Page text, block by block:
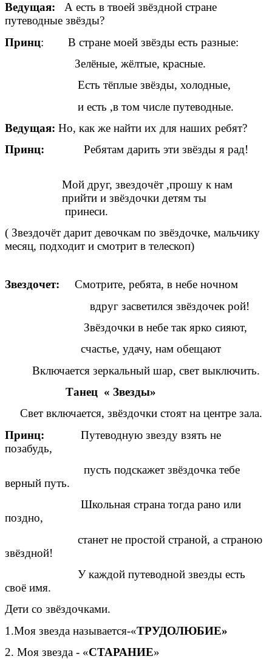
Ведущая:
А есть в твоей звёздной стране
путеводные звёзды?
Принц: В стране моей звёзды есть разные:
Зелёные, жёлтые, красные.
Есть тёплые звёзды, холодные,
и есть ,в том числе путеводные.
Ведущая: Но, как же найти их для наших ребят?
Принц: Ребятам дарить эти звёзды я рад!
Мой друг, звездочёт ,прошу к нам
прийти и звёздочки детям ты
принеси.
( Звездочёт дарит девочкам по звёздочке, мальчику
месяц, подходит и смотрит в телескоп)
Звездочет: Смотрите, ребята, в небе ночном
вдруг засветился звёздочек рой!
Звёздочки в небе так ярко сияют,
счастье, удачу, нам обещают
Включается зеркальный шар, свет выключить.
Танец « Звезды»
Свет включается, звёздочки стоят на центре зала.
Принц: Путеводную звезду взять не
позабудь,
пусть подскажет звёздочка тебе
верный путь.
Школьная страна тогда рано или
поздно,
станет не простой страной, а страною
звёздной!
У каждой путеводной звезды есть
своё имя.
Дети со звёздочками.
1.Моя звезда называется-«ТРУДОЛЮБИЕ»
2. Моя звезда - «СТАРАНИЕ»